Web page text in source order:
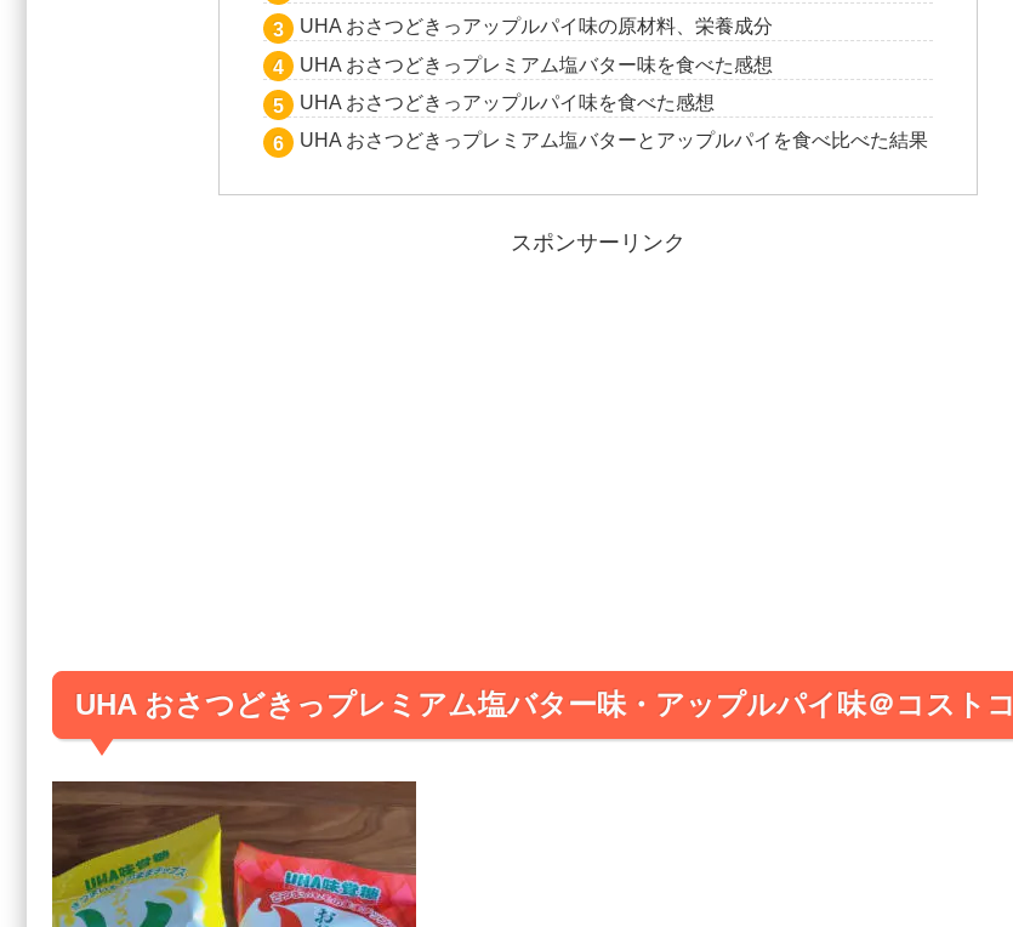
UHA おさつどきっアップルパイ味の原材料、栄養成分
UHA おさつどきっプレミアム塩バター味を食べた感想
UHA おさつどきっアップルパイ味を食べた感想
UHA おさつどきっプレミアム塩バターとアップルパイを食べ比べた結果
スポンサーリンク
UHA おさつどきっプレミアム塩バター味・アップルパイ味＠コストコ